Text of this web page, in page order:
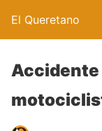
El Queretano
Accidente